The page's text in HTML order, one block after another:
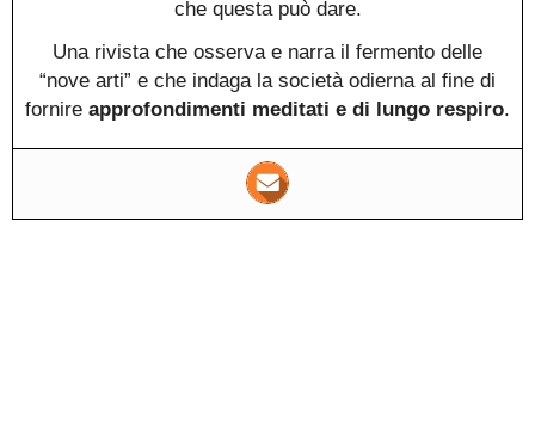
che questa può dare.
Una rivista che osserva e narra il fermento delle
“nove arti” e che indaga la società odierna al fine di
fornire approfondimenti meditati e di lungo respiro.